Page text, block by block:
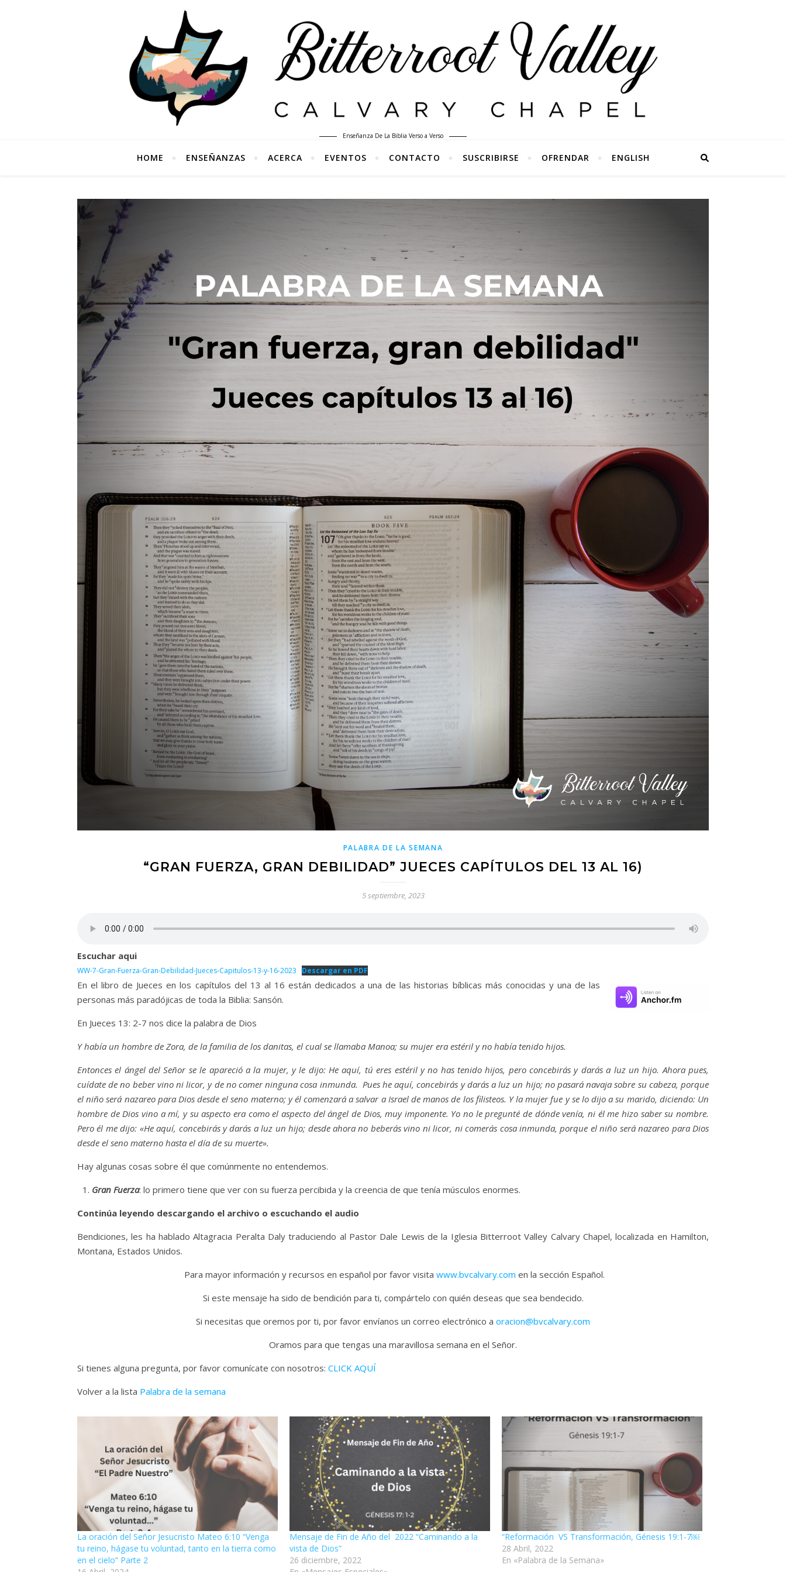
Enseñanza De La Biblia Verso a Verso
HOME ENSEÑANZAS ACERCA EVENTOS CONTACTO SUSCRIBIRSE OFRENDAR ENGLISH
PALABRA DE LA SEMANA
“GRAN FUERZA, GRAN DEBILIDAD” JUECES CAPÍTULOS DEL 13 AL 16)
5 septiembre, 2023
Escuchar aqui
WW-7-Gran-Fuerza-Gran-Debilidad-Jueces-Capitulos-13-y-16-2023 Descargar en PDF
En el libro de Jueces en los capítulos del 13 al 16 están dedicados a una de las historias bíblicas más conocidas y una de las
personas más paradójicas de toda la Biblia: Sansón.
En Jueces 13: 2-7 nos dice la palabra de Dios
Y había un hombre de Zora, de la familia de los danitas, el cual se llamaba Manoa; su mujer era estéril y no había tenido hijos.
Entonces el ángel del Señor se le apareció a la mujer, y le dijo: He aquí, tú eres estéril y no has tenido hijos, pero concebirás y darás a luz un hijo. Ahora pues,
cuídate de no beber vino ni licor, y de no comer ninguna cosa inmunda. Pues he aquí, concebirás y darás a luz un hijo; no pasará navaja sobre su cabeza, porque
el niño será nazareo para Dios desde el seno materno; y él comenzará a salvar a Israel de manos de los filisteos. Y la mujer fue y se lo dijo a su marido, diciendo: Un
hombre de Dios vino a mí, y su aspecto era como el aspecto del ángel de Dios, muy imponente. Yo no le pregunté de dónde venía, ni él me hizo saber su nombre.
Pero él me dijo: «He aquí, concebirás y darás a luz un hijo; desde ahora no beberás vino ni licor, ni comerás cosa inmunda, porque el niño será nazareo para Dios
desde el seno materno hasta el día de su muerte».
Hay algunas cosas sobre él que comúnmente no entendemos.
Gran Fuerza: lo primero tiene que ver con su fuerza percibida y la creencia de que tenía músculos enormes.
Continúa leyendo descargando el archivo o escuchando el audio
Bendiciones, les ha hablado Altagracia Peralta Daly traduciendo al Pastor Dale Lewis de la Iglesia Bitterroot Valley Calvary Chapel, localizada en Hamilton,
Montana, Estados Unidos.
Para mayor información y recursos en español por favor visita www.bvcalvary.com en la sección Español.
Si este mensaje ha sido de bendición para ti, compártelo con quién deseas que sea bendecido.
Si necesitas que oremos por ti, por favor envíanos un correo electrónico a oracion@bvcalvary.com
Oramos para que tengas una maravillosa semana en el Señor.
Si tienes alguna pregunta, por favor comunícate con nosotros: CLICK AQUÍ
Volver a la lista Palabra de la semana
La oración del Señor Jesucristo Mateo 6:10 “Venga
tu reino, hágase tu voluntad, tanto en la tierra como
en el cielo” Parte 2
Mensaje de Fin de Año del 2022 “Caminando a la
vista de Dios”
26 diciembre, 2022
“Reformación VS Transformación, Génesis 19:1-7￼
28 Abril, 2022
En «Palabra de la Semana»